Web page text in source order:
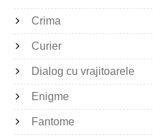
Crima
Curier
Dialog cu vrajitoarele
Enigme
Fantome